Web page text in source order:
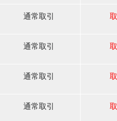
通常取引
通常取引
通常取引
通常取引